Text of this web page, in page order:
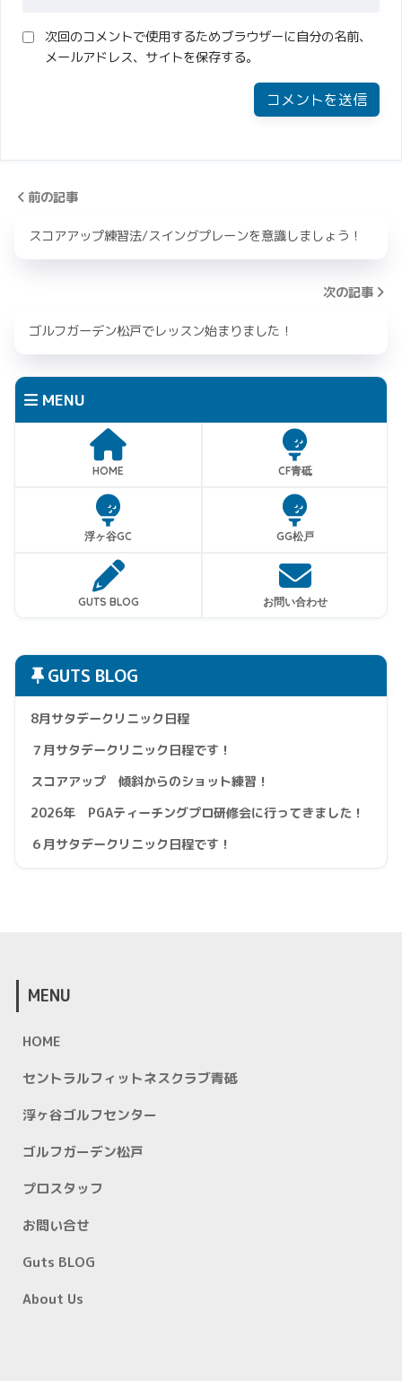
次回のコメントで使用するためブラウザーに自分の名前、
メールアドレス、サイトを保存する。
前の記事
スコアアップ練習法/スイングプレーンを意識しましょう！
次の記事
ゴルフガーデン松戸でレッスン始まりました！
MENU
HOME CF青砥
浮ヶ谷GC GG松戸
GUTS BLOG お問い合わせ
GUTS BLOG
8月サタデークリニック日程
７月サタデークリニック日程です！
スコアアップ 傾斜からのショット練習！
2026年 PGAティーチングプロ研修会に行ってきました！
６月サタデークリニック日程です！
MENU
HOME
セントラルフィットネスクラブ青砥
浮ヶ谷ゴルフセンター
ゴルフガーデン松戸
プロスタッフ
お問い合せ
Guts BLOG
About Us